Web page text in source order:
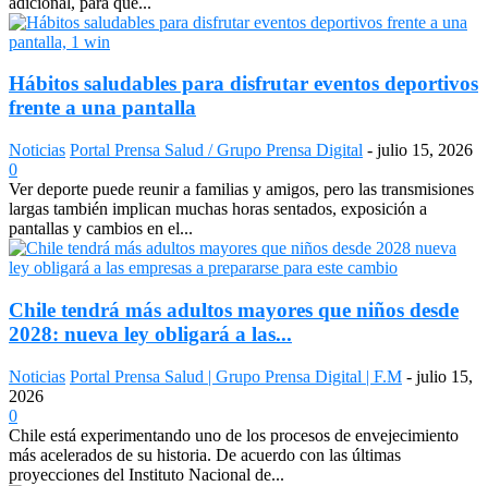
Hábitos saludables para disfrutar eventos deportivos
frente a una pantalla
Noticias Portal Prensa Salud / Grupo Prensa Digital - julio 15, 2026
0
Ver deporte puede reunir a familias y amigos, pero las transmisiones
largas también implican muchas horas sentados, exposición a
pantallas y cambios en el...
Chile tendrá más adultos mayores que niños desde
2028: nueva ley obligará a las...
Noticias Portal Prensa Salud | Grupo Prensa Digital | F.M - julio 15,
2026
0
Chile está experimentando uno de los procesos de envejecimiento
más acelerados de su historia. De acuerdo con las últimas
proyecciones del Instituto Nacional de...